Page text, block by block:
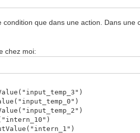
que dans une action. Dans
chez moi: